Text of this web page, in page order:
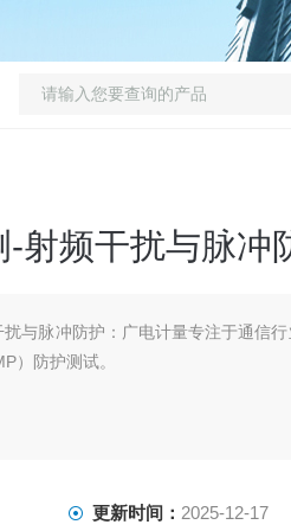
射频干扰与脉冲
与脉冲防护：广电计量专注于通信
）防护测试。
更新时间： 2025-12-17